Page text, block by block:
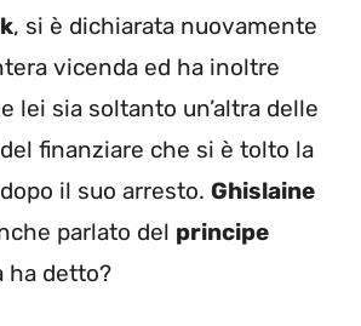
, si è dichiarata nuovamente
vicenda ed ha inoltre
lei sia soltanto un’altra delle
finanziare che si è tolto la
il suo arresto. Ghislaine
parlato del principe
ha detto?